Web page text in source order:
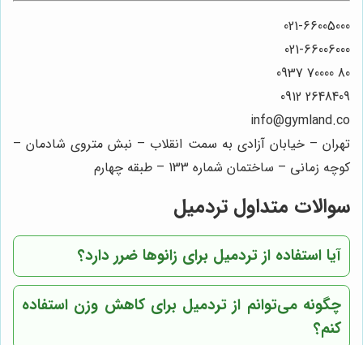
021-66005000
021-66006000
80 70000 0937
2648409 0912
info@gymland.co
تهران – خیابان آزادی به سمت انقلاب – نبش متروی شادمان –
کوچه زمانی – ساختمان شماره 133 – طبقه چهارم
سوالات متداول تردمیل
آیا استفاده از تردمیل برای زانوها ضرر دارد؟
چگونه می‌توانم از تردمیل برای کاهش وزن استفاده
کنم؟